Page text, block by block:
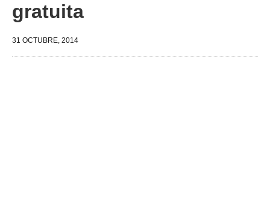
gratuita
31 OCTUBRE, 2014